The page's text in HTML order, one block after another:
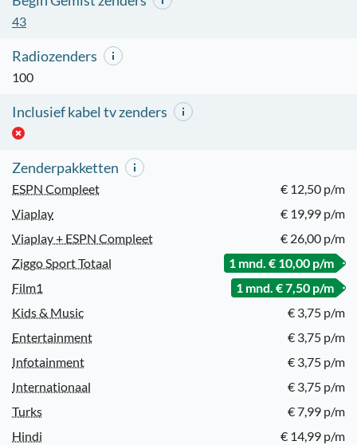
43
Radiozenders
100
Inclusief kabel tv zenders
Zenderpakketten
ESPN Compleet
€ 12,50 p/m
Viaplay
€ 19,99 p/m
Viaplay + ESPN Compleet
€ 26,00 p/m
Ziggo Sport Totaal
1 mnd. € 10,00 p/m
Film1
1 mnd. € 7,50 p/m
Kids & Music
€ 3,75 p/m
Entertainment
€ 3,75 p/m
Infotainment
€ 3,75 p/m
Internationaal
€ 3,75 p/m
Turks
€ 7,99 p/m
Hindi
€ 14,99 p/m